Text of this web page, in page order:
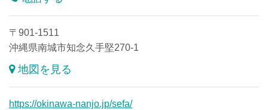
〒901-1511
沖縄県南城市知念久手堅270-1
地図を見る
https://okinawa-nanjo.jp/sefa/